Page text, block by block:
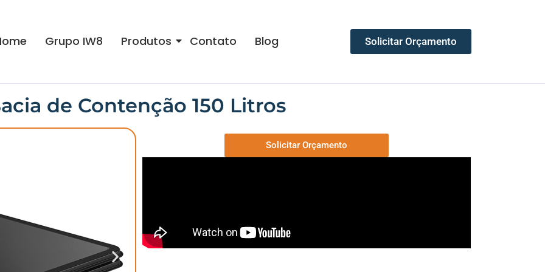
Grupo IW8 Produtos Contato Blog Solicitar Orçamento
de Contenção 150 Litros
Solicitar Orçamento